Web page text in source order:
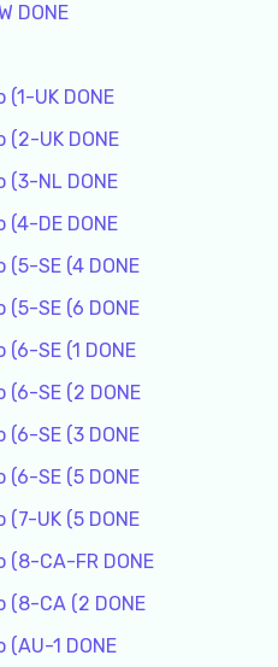
DONE
UK DONE
(2-UK DONE
(3-NL DONE
(4-DE DONE
(5-SE (4 DONE
(5-SE (6 DONE
SE (1 DONE
(6-SE (2 DONE
(6-SE (3 DONE
(6-SE (5 DONE
UK (5 DONE
(8-CA-FR DONE
(8-CA (2 DONE
1 DONE